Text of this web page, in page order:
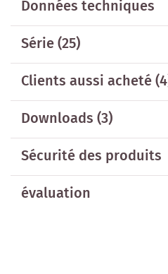
Données techniques
Série(25)
Clients aussi acheté
Downloads (3)
Sécurité des produits
évaluation